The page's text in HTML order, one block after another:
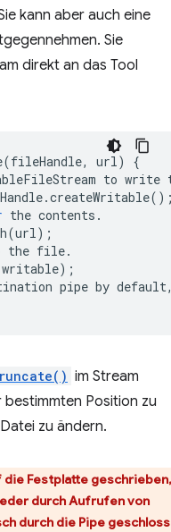
kann aber auch eine
Sie
direkt an das Tool
(fileHandle, url)
{
to write
.createWritable
the contents .
(url);
the file.
writable);
pipe by default
im Stream
bestimmten Position zu
zu ändern.
Festplatte geschrieben,
durch Aufrufen von
durch die Pipe